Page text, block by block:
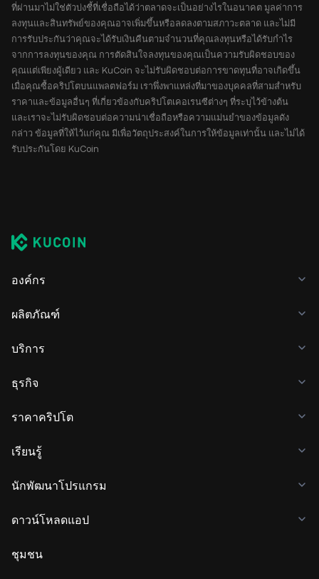
ที่ผ่านมาไม่ใช่ตัวบ่งชี้ที่เชื่อถือได้ว่าตลาดจะเป็นอย่างไรในอนาคต มูลค่าการ
ลงทุนและสินทรัพย์ของคุณอาจเพิ่มขึ้นหรือลดลงตามสภาวะตลาด และไม่มี
การรับประกันว่าคุณจะได้รับเงินคืนตามจำนวนที่คุณลงทุนหรือได้รับกำไร
จากการลงทุนของคุณ การตัดสินใจลงทุนของคุณเป็นความรับผิดชอบของ
คุณแต่เพียงผู้เดียว และ KuCoin จะไม่รับผิดชอบต่อการขาดทุนที่อาจเกิดขึ้น
เมื่อคุณซื้อคริปโตบนแพลตฟอร์ม เราพึ่งพาแหล่งที่มาของบุคคลที่สามสำหรับ
ราคาและข้อมูลอื่นๆ ที่เกี่ยวข้องกับคริปโตเคอเรนซีต่างๆ ที่ระบุไว้ข้างต้น
และเราจะไม่รับผิดชอบต่อความน่าเชื่อถือหรือความแม่นยำของข้อมูลดัง
กล่าว ข้อมูลที่ให้ไว้แก่คุณ มีเพื่อวัตถุประสงค์ในการให้ข้อมูลเท่านั้น และไม่ได้
รับประกันโดย KuCoin
องค์กร
ผลิตภัณฑ์
บริการ
ธุรกิจ
ราคาคริปโต
เรียนรู้
นักพัฒนาโปรแกรม
ดาวน์โหลดแอป
ชุมชน